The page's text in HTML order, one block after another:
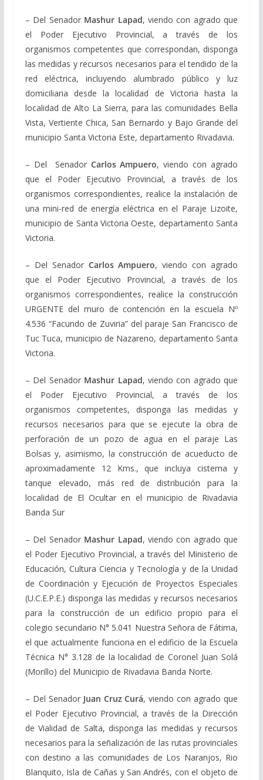
– Del Senador Mashur Lapad, viendo con agrado que
el Poder Ejecutivo Provincial, a través de los
organismos competentes que correspondan, disponga
las medidas y recursos necesarios para el tendido de la
red eléctrica, incluyendo alumbrado público y luz
domiciliaria desde la localidad de Victoria hasta la
localidad de Alto La Sierra, para las comunidades Bella
Vista, Vertiente Chica, San Bernardo y Bajo Grande del
municipio Santa Victoria Este, departamento Rivadavia.
– Del Senador Carlos Ampuero, viendo con agrado
que el Poder Ejecutivo Provincial, a través de los
organismos correspondientes, realice la instalación de
una mini-red de energía eléctrica en el Paraje Lizoite,
municipio de Santa Victoria Oeste, departamento Santa
Victoria.
– Del Senador Carlos Ampuero, viendo con agrado
que el Poder Ejecutivo Provincial, a través de los
organismos correspondientes, realice la construcción
URGENTE del muro de contención en la escuela Nº
4.536 “Facundo de Zuviria” del paraje San Francisco de
Tuc Tuca, municipio de Nazareno, departamento Santa
Victoria.
– Del Senador Mashur Lapad, viendo con agrado que
el Poder Ejecutivo Provincial, a través de los
organismos competentes, disponga las medidas y
recursos necesarios para que se ejecute la obra de
perforación de un pozo de agua en el paraje Las
Bolsas y, asimismo, la construcción de acueducto de
aproximadamente 12 Kms., que incluya cisterna y
tanque elevado, más red de distribución para la
localidad de El Ocultar en el municipio de Rivadavia
Banda Sur
– Del Senador Mashur Lapad, viendo con agrado que
el Poder Ejecutivo Provincial, a través del Ministerio de
Educación, Cultura Ciencia y Tecnología y de la Unidad
de Coordinación y Ejecución de Proyectos Especiales
(U.C.E.P.E.) disponga las medidas y recursos necesarios
para la construcción de un edificio propio para el
colegio secundario N° 5.041 Nuestra Señora de Fátima,
el que actualmente funciona en el edificio de la Escuela
Técnica N° 3.128 de la localidad de Coronel Juan Solá
(Morillo) del Municipio de Rivadavia Banda Norte.
– Del Senador Juan Cruz Curá, viendo con agrado que
el Poder Ejecutivo Provincial, a través de la Dirección
de Vialidad de Salta, disponga las medidas y recursos
necesarios para la señalización de las rutas provinciales
con destino a las comunidades de Los Naranjos, Rio
Blanquito, Isla de Cañas y San Andrés, con el objeto de